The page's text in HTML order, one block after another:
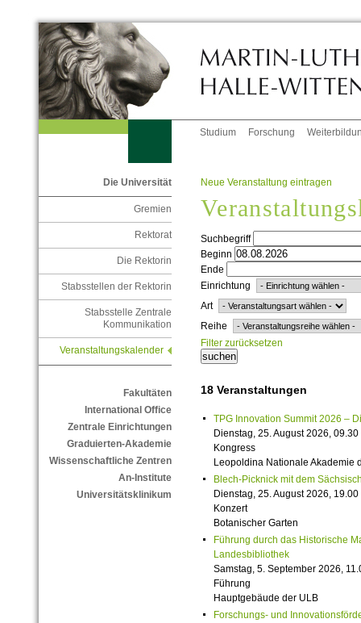
Studium Forschung
Die Universität
Gremien
Rektorat
Die Rektorin
Stabsstellen der Rektorin
Stabsstelle Zentrale
Kommunikation
Veranstaltungskalender
Fakultäten
International Office
Zentrale Einrichtungen
Graduierten-Akademie
Wissenschaftliche Zentren
An-Institute
Universitätsklinikum
Neue Veranstaltung eintragen
Suchbegriff
Beginn
Ende
Einrichtung
Art
Reihe
Filter zurücksetzen
18 Veranstaltungen
TPG Innovation Summit 2026 –
Dienstag, 25. August 2026,
Kongress
Leopoldina Nationale Akademie
Blech-Picknick mit dem
Dienstag, 25. August 2026,
Konzert
Botanischer Garten
Führung durch das Historische
Landesbibliothek
Samstag, 5. September 2026,
Führung
Hauptgebäude der ULB
Forschungs- und